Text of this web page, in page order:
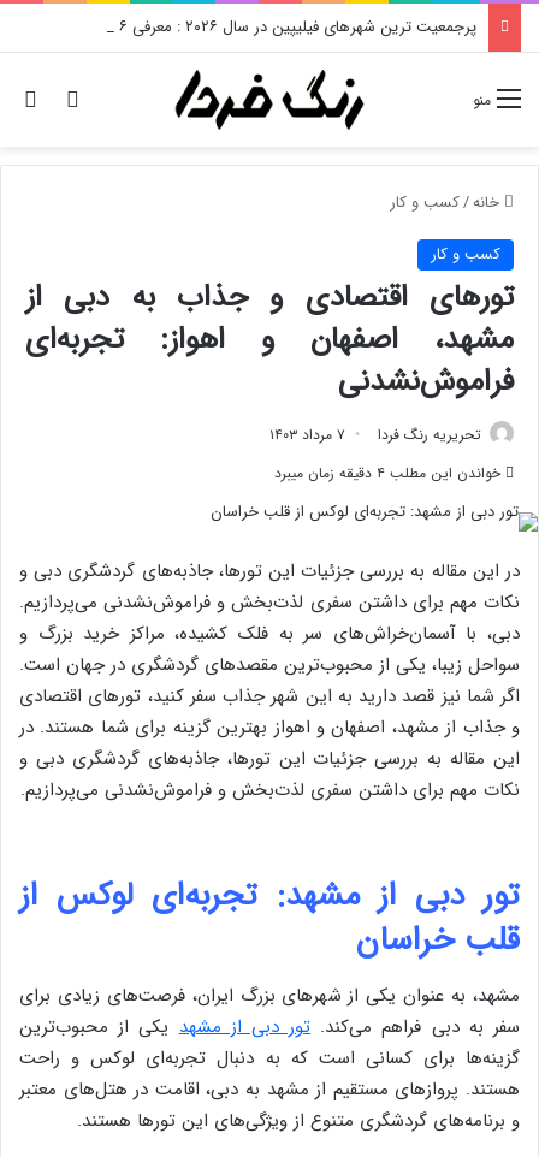
پرجمعیت ترین شهرهای فیلیپین در سال ۲۰۲۶ : معرفی ۶ مورد اول
تغییر منو
خانه/کسب و کار
کسب و کار
تورهای اقتصادی و جذاب به دبی از
مشهد، اصفهان و اهواز: تجربه‌ای
فراموش‌نشدنی
تحریریه رنگ فردا
۷ مرداد ۱۴۰۳
خواندن این مطلب ۴ دقیقه زمان میبرد
در این مقاله به بررسی جزئیات این تورها، جاذبه‌های گردشگری دبی و
نکات مهم برای داشتن سفری لذت‌بخش و فراموش‌نشدنی می‌پردازیم.
دبی، با آسمان‌خراش‌های سر به فلک کشیده، مراکز خرید بزرگ و
سواحل زیبا، یکی از محبوب‌ترین مقصدهای گردشگری در جهان است.
اگر شما نیز قصد دارید به این شهر جذاب سفر کنید، تورهای اقتصادی
و جذاب از مشهد، اصفهان و اهواز بهترین گزینه برای شما هستند. در
این مقاله به بررسی جزئیات این تورها، جاذبه‌های گردشگری دبی و
نکات مهم برای داشتن سفری لذت‌بخش و فراموش‌نشدنی می‌پردازیم.
تور دبی از مشهد: تجربه‌ای لوکس از
قلب خراسان
مشهد، به عنوان یکی از شهرهای بزرگ ایران، فرصت‌های زیادی برای
سفر به دبی فراهم می‌کند. تور دبی از مشهدیکی از محبوب‌ترین
گزینه‌ها برای کسانی است که به دنبال تجربه‌ای لوکس و راحت
هستند. پروازهای مستقیم از مشهد به دبی، اقامت در هتل‌های معتبر
و برنامه‌های گردشگری متنوع از ویژگی‌های این تورها هستند.